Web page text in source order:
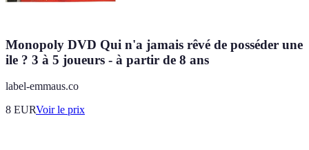
Monopoly DVD Qui n'a jamais rêvé de posséder une
ile ? 3 à 5 joueurs - à partir de 8 ans
label-emmaus.co
8 EURVoir le prix